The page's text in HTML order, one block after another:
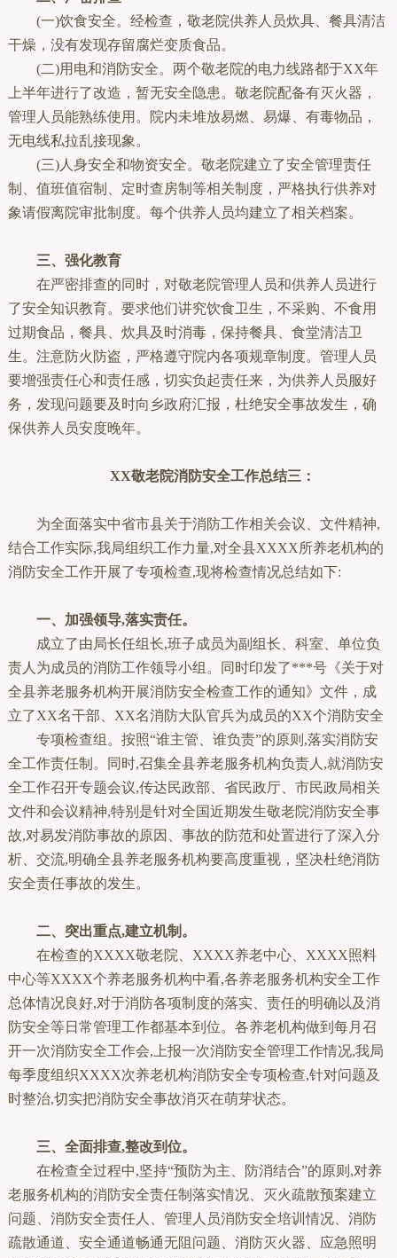
(一)饮食安全。经检查，敬老院供养人员炊具、餐具清洁
干燥，没有发现存留腐烂变质食品。
(二)用电和消防安全。两个敬老院的电力线路都于XX年
上半年进行了改造，暂无安全隐患。敬老院配备有灭火器，
管理人员能熟练使用。院内未堆放易燃、易爆、有毒物品，
无电线私拉乱接现象。
(三)人身安全和物资安全。敬老院建立了安全管理责任
制、值班值宿制、定时查房制等相关制度，严格执行供养对
象请假离院审批制度。每个供养人员均建立了相关档案。
三、强化教育
在严密排查的同时，对敬老院管理人员和供养人员进行
了安全知识教育。要求他们讲究饮食卫生，不采购、不食用
过期食品，餐具、炊具及时消毒，保持餐具、食堂清洁卫
生。注意防火防盗，严格遵守院内各项规章制度。管理人员
要增强责任心和责任感，切实负起责任来，为供养人员服好
务，发现问题要及时向乡政府汇报，杜绝安全事故发生，确
保供养人员安度晚年。
XX敬老院消防安全工作总结三：
为全面落实中省市县关于消防工作相关会议、文件精神,
结合工作实际,我局组织工作力量,对全县XXXX所养老机构的
消防安全工作开展了专项检查,现将检查情况总结如下:
一、加强领导,落实责任。
成立了由局长任组长,班子成员为副组长、科室、单位负
责人为成员的消防工作领导小组。同时印发了***号《关于对
全县养老服务机构开展消防安全检查工作的通知》文件，成
立了XX名干部、XX名消防大队官兵为成员的XX个消防安全
专项检查组。按照“谁主管、谁负责”的原则,落实消防安
全工作责任制。同时,召集全县养老服务机构负责人,就消防安
全工作召开专题会议,传达民政部、省民政厅、市民政局相关
文件和会议精神,特别是针对全国近期发生敬老院消防安全事
故,对易发消防事故的原因、事故的防范和处置进行了深入分
析、交流,明确全县养老服务机构要高度重视，坚决杜绝消防
安全责任事故的发生。
二、突出重点,建立机制。
在检查的XXXX敬老院、XXXX养老中心、XXXX照料
中心等XXXX个养老服务机构中看,各养老服务机构安全工作
总体情况良好,对于消防各项制度的落实、责任的明确以及消
防安全等日常管理工作都基本到位。各养老机构做到每月召
开一次消防安全工作会,上报一次消防安全管理工作情况,我局
每季度组织XXXX次养老机构消防安全专项检查,针对问题及
时整治,切实把消防安全事故消灭在萌芽状态。
三、全面排查,整改到位。
在检查全过程中,坚持“预防为主、防消结合”的原则,对养
老服务机构的消防安全责任制落实情况、灭火疏散预案建立
问题、消防安全责任人、管理人员消防安全培训情况、消防
疏散通道、安全通道畅通无阻问题、消防灭火器、应急照明